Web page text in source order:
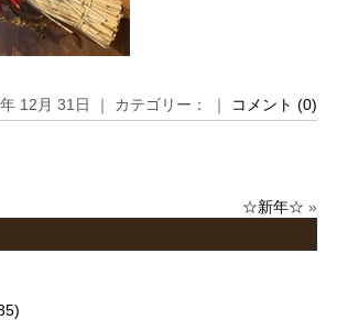
12月 31日 ｜ カテゴリー： ｜ コメント (0)
☆新年☆ »